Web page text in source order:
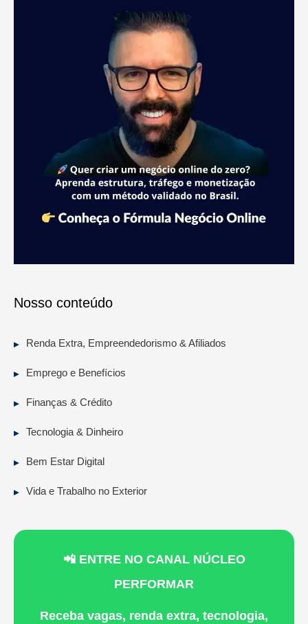
Nosso conteúdo
Renda Extra, Empreendedorismo & Afiliados
Emprego e Benefícios
Finanças & Crédito
Tecnologia & Dinheiro
Bem Estar Digital
Vida e Trabalho no Exterior
📲 ENTRE NO CANAL NÚCLEO
PERFORMAR
Receba vagas, renda extra, tecnologia,